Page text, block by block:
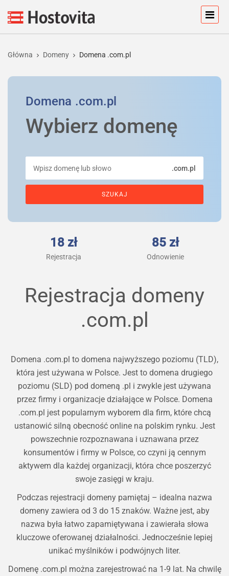
Główna Domeny Domena .com.pl
Domena .com.pl
Wybierz domenę
.com.pl
18 zł
Rejestracja
85 zł
Odnowienie
Rejestracja domeny
.com.pl
Domena .com.pl to domena najwyższego poziomu (TLD),
która jest używana w Polsce. Jest to domena drugiego
poziomu (SLD) pod domeną .pl i zwykle jest używana
przez firmy i organizacje działające w Polsce. Domena
.com.pl jest popularnym wyborem dla firm, które chcą
ustanowić silną obecność online na polskim rynku. Jest
powszechnie rozpoznawana i uznawana przez
konsumentów i firmy w Polsce, co czyni ją cennym
aktywem dla każdej organizacji, która chce poszerzyć
swoje zasięgi w kraju.
Podczas rejestracji domeny pamiętaj – idealna nazwa
domeny zawiera od 3 do 15 znaków. Ważne jest, aby
nazwa była łatwo zapamiętywana i zawierała słowa
kluczowe oferowanej działalności. Jednocześnie lepiej
unikać myślników i podwójnych liter.
Domenę .com.pl można zarejestrować na 1-9 lat. Na chwilę